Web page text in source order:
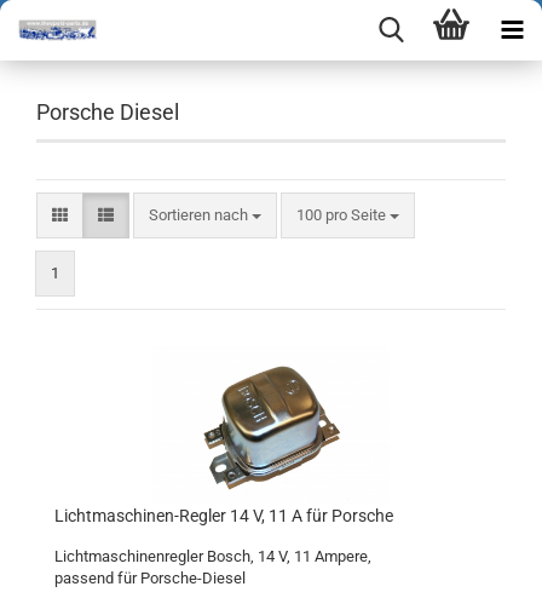
Porsche Diesel
Sortieren nach
Sortieren nach 100 pro Seite
pro Seite
1
Lichtmaschinen-Regler 14 V, 11 A für Porsche
Lichtmaschinenregler Bosch, 14 V, 11 Ampere,
passend für Porsche-Diesel